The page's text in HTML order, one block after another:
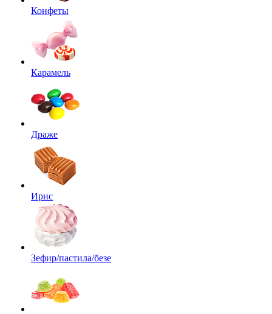
Конфеты
Карамель
Драже
Ирис
Зефир/пастила/безе